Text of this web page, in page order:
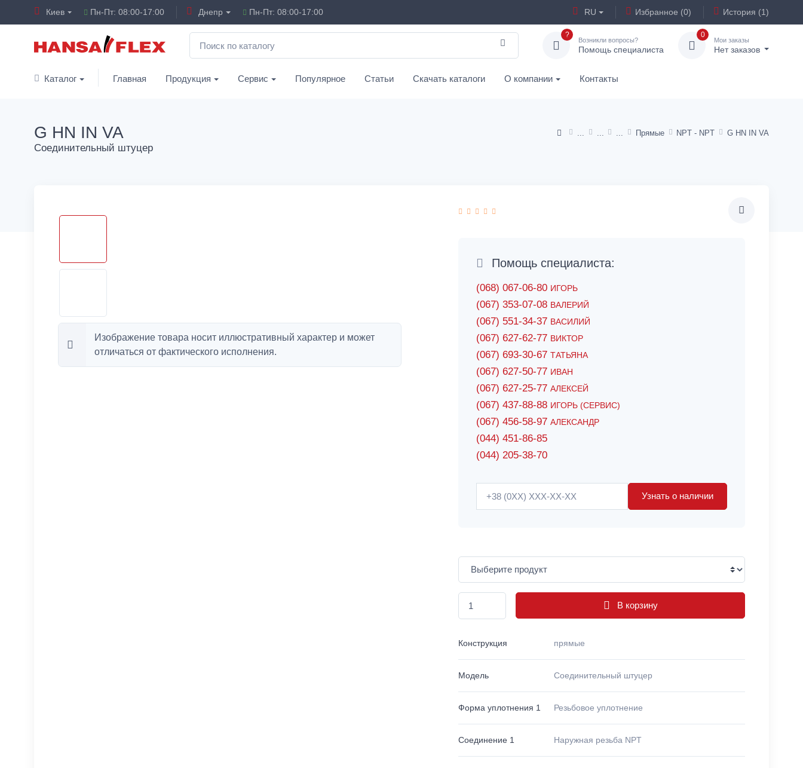
Киев Пн-Пт: 08:00-17:00 Днепр Пн-Пт: 08:00-17:00 RU Избранное (0) История (1)
?
Возникли вопросы?
Помощь специалиста
0
Мои заказы
Нет заказов
Каталог Главная Продукция Сервис Популярное Статьи Скачать каталоги О компании Контакты
Прямые NPT - NPT G HN IN VA
G HN IN VA
Соединительный штуцер
Изображение товара носит иллюстративный характер и может
отличаться от фактического исполнения.
Помощь специалиста:
(068) 067-06-80 ИГОРЬ
(067) 353-07-08 ВАЛЕРИЙ
(067) 551-34-37 ВАСИЛИЙ
(067) 627-62-77 ВИКТОР
(067) 693-30-67 ТАТЬЯНА
(067) 627-50-77 ИВАН
(067) 627-25-77 АЛЕКСЕЙ
(067) 437-88-88 ИГОРЬ (СЕРВИС)
(067) 456-58-97 АЛЕКСАНДР
(044) 451-86-85
(044) 205-38-70
Узнать о наличии
В корзину
Конструкция прямые
Модель Соединительный штуцер
Форма уплотнения 1 Резьбовое уплотнение
Соединение 1 Наружная резьба NPT